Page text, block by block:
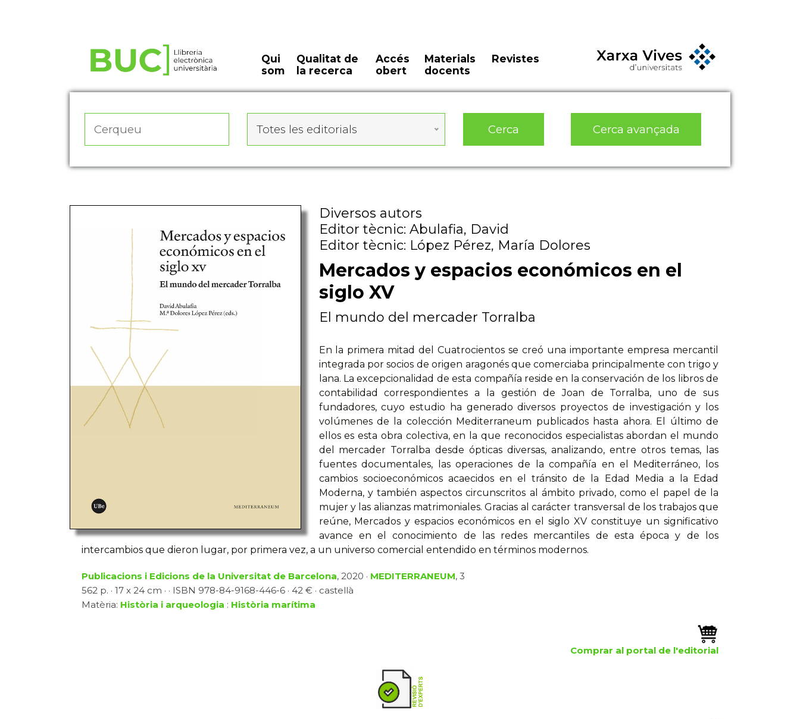
Qui
som
Qualitat de
la recerca
Accés
obert
Materials
docents
Revistes
Totes les editorials Cerca Cerca avançada
Diversos autors
Editor tècnic: Abulafia, David
Editor tècnic: López Pérez, María Dolores
Mercados y espacios económicos en el
siglo XV
El mundo del mercader Torralba
En la primera mitad del Cuatrocientos se creó una importante empresa mercantil
integrada por socios de origen aragonés que comerciaba principalmente con trigo y
lana. La excepcionalidad de esta compañía reside en la conservación de los libros de
contabilidad correspondientes a la gestión de Joan de Torralba, uno de sus
fundadores, cuyo estudio ha generado diversos proyectos de investigación y los
volúmenes de la colección Mediterraneum publicados hasta ahora. El último de
ellos es esta obra colectiva, en la que reconocidos especialistas abordan el mundo
del mercader Torralba desde ópticas diversas, analizando, entre otros temas, las
fuentes documentales, las operaciones de la compañía en el Mediterráneo, los
cambios socioeconómicos acaecidos en el tránsito de la Edad Media a la Edad
Moderna, y también aspectos circunscritos al ámbito privado, como el papel de la
mujer y las alianzas matrimoniales. Gracias al carácter transversal de los trabajos que
reúne, Mercados y espacios económicos en el siglo XV constituye un significativo
avance en el conocimiento de las redes mercantiles de esta época y de los
intercambios que dieron lugar, por primera vez, a un universo comercial entendido en términos modernos.
Publicacions i Edicions de la Universitat de Barcelona, 2020 · MEDITERRANEUM, 3
562 p. · 17 x 24 cm · · ISBN 978-84-9168-446-6 · 42 € · castellà
Matèria: Història i arqueologia : Història marítima
Comprar al portal de l'editorial